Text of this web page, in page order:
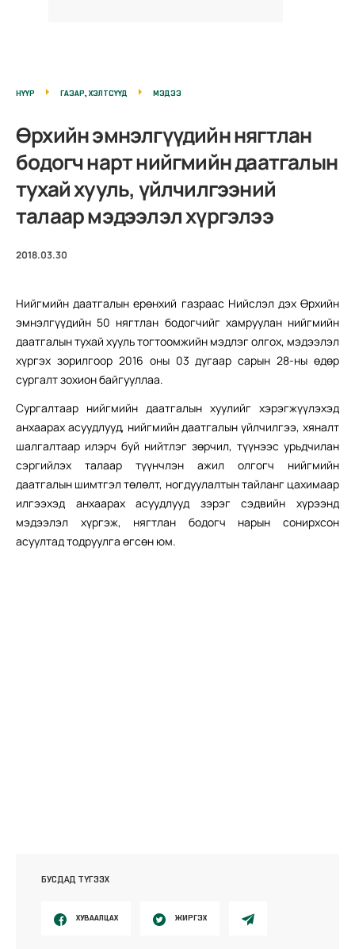
НҮҮР ГАЗАР, ХЭЛТСҮҮД МЭДЭЭ
Өрхийн эмнэлгүүдийн нягтлан
бодогч нарт нийгмийн даатгалын
тухай хууль, үйлчилгээний
талаар мэдээлэл хүргэлээ
2018.03.30
Нийгмийн даатгалын ерөнхий газраас Нийслэл дэх Өрхийн
эмнэлгүүдийн 50 нягтлан бодогчийг хамруулан нийгмийн
даатгалын тухай хууль тогтоомжийн мэдлэг олгох, мэдээлэл
хүргэх зорилгоор 2016 оны 03 дугаар сарын 28-ны өдөр
сургалт зохион байгууллаа.
Сургалтаар нийгмийн даатгалын хуулийг хэрэгжүүлэхэд
анхаарах асуудлууд, нийгмийн даатгалын үйлчилгээ, хяналт
шалгалтаар илэрч буй нийтлэг зөрчил, түүнээс урьдчилан
сэргийлэх талаар түүнчлэн ажил олгогч нийгмийн
даатгалын шимтгэл төлөлт, ногдуулалтын тайланг цахимаар
илгээхэд анхаарах асуудлууд зэрэг сэдвийн хүрээнд
мэдээлэл хүргэж, нягтлан бодогч нарын сонирхсон
асуултад тодруулга өгсөн юм.
БУСДАД ТҮГЭЭХ
ХУВААЛЦАХ ЖИРГЭХ